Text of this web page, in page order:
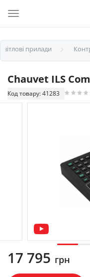
Світлові прилади
Chauvet ILS
Код товару: 41283
17 795 грн